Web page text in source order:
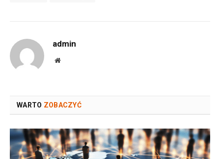
admin
Website
WARTO ZOBACZYĆ